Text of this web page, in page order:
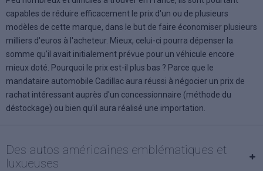
capables de réduire efficacement le prix d'un ou de plusieurs
modèles de cette marque, dans le but de faire économiser plusieurs
milliers d'euros à l'acheteur. Mieux, celui-ci pourra dépenser la
somme qu'il avait initialement prévue pour un véhicule encore
mieux doté. Pourquoi le prix est-il plus bas ? Parce que le
mandataire automobile Cadillac aura réussi à négocier un prix de
rachat intéressant auprès d'un concessionnaire (méthode du
déstockage) ou bien qu'il aura réalisé une importation.
Des autos américaines emblématiques et
luxueuses